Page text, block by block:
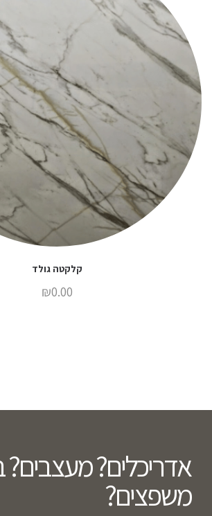
קלקטה גולד
₪0.00
אדריכלים? מעצבים?
משפצים?​